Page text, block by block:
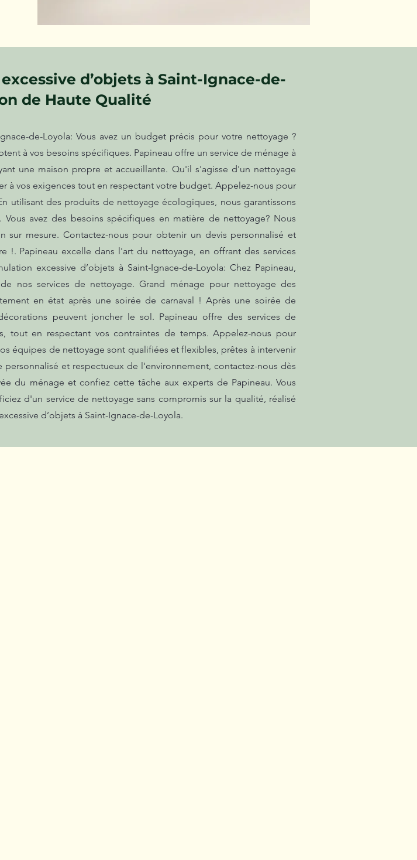
d’objets à Saint-Ignace-de-
de Haute Qualité
de-Loyola: Vous avez un budget précis pour votre nettoyage ?
à vos besoins spécifiques. Papineau offre un service de ménage à
une maison propre et accueillante. Qu'il s'agisse d'un nettoyage
à vos exigences tout en respectant votre budget. Appelez-nous pour
utilisant des produits de nettoyage écologiques, nous garantissons
avez des besoins spécifiques en matière de nettoyage? Nous
mesure. Contactez-nous pour obtenir un devis personnalisé et
!. Papineau excelle dans l'art du nettoyage, en offrant des services
excessive d’objets à Saint-Ignace-de-Loyola: Chez Papineau,
nos services de nettoyage. Grand ménage pour nettoyage des
en état après une soirée de carnaval ! Après une soirée de
peuvent joncher le sol. Papineau offre des services de
tout en respectant vos contraintes de temps. Appelez-nous pour
équipes de nettoyage sont qualifiées et flexibles, prêtes à intervenir
et respectueux de l'environnement, contactez-nous dès
du ménage et confiez cette tâche aux experts de Papineau. Vous
d'un service de nettoyage sans compromis sur la qualité, réalisé
d’objets à Saint-Ignace-de-Loyola.